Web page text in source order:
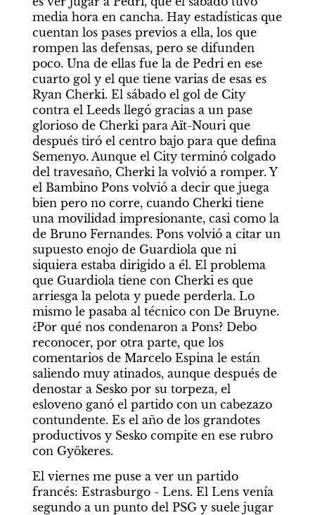
media hora en cancha. Hay estadísticas que
cuentan los pases previos a ella, los que
rompen las defensas, pero se difunden
poco. Una de ellas fue la de Pedri en ese
cuarto gol y el que tiene varias de esas es
Ryan Cherki. El sábado el gol de City
contra el Leeds llegó gracias a un pase
glorioso de Cherki para Aït-Nouri que
después tiró el centro bajo para que defina
Semenyo. Aunque el City terminó colgado
del travesaño, Cherki la volvió a romper. Y
el Bambino Pons volvió a decir que juega
bien pero no corre, cuando Cherki tiene
una movilidad impresionante, casi como la
de Bruno Fernandes. Pons volvió a citar un
supuesto enojo de Guardiola que ni
siquiera estaba dirigido a él. El problema
que Guardiola tiene con Cherki es que
arriesga la pelota y puede perderla. Lo
mismo le pasaba al técnico con De Bruyne.
¿Por qué nos condenaron a Pons? Debo
reconocer, por otra parte, que los
comentarios de Marcelo Espina le están
saliendo muy atinados, aunque después de
denostar a Sesko por su torpeza, el
esloveno ganó el partido con un cabezazo
contundente. Es el año de los grandotes
productivos y Sesko compite en ese rubro
con Gyökeres.
El viernes me puse a ver un partido
francés: Estrasburgo - Lens. El Lens venía
segundo a un punto del PSG y suele jugar